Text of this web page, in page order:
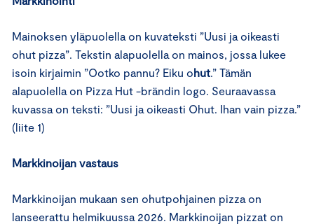
Mainoksen yläpuolella on kuvateksti ”Uusi ja oikeasti
ohut pizza”. Tekstin alapuolella on mainos, jossa lukee
isoin kirjaimin ”Ootko pannu? Eiku ohut.” Tämän
alapuolella on Pizza Hut -brändin logo. Seuraavassa
kuvassa on teksti: ”Uusi ja oikeasti Ohut. Ihan vain pizza.”
(liite 1)
Markkinoijan vastaus
Markkinoijan mukaan sen ohutpohjainen pizza on
lanseerattu helmikuussa 2026. Markkinoijan pizzat on